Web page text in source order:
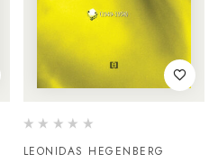
LEONIDAS HEGENBERG